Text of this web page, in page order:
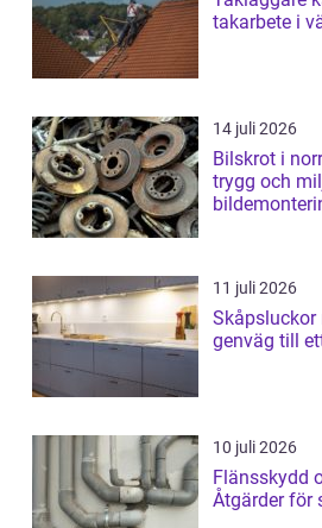
takarbete i
14 juli 2026
Bilskrot i norrtälje så
trygg och
11 juli 2026
Skåpsluckor
genväg till
10 juli 2026
Flänsskydd
Åtgärder för